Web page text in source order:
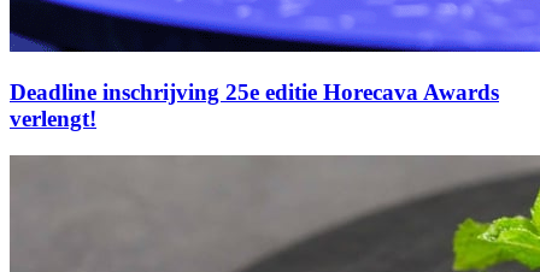
Deadline inschrijving 25e editie Horecava Awards
verlengt!